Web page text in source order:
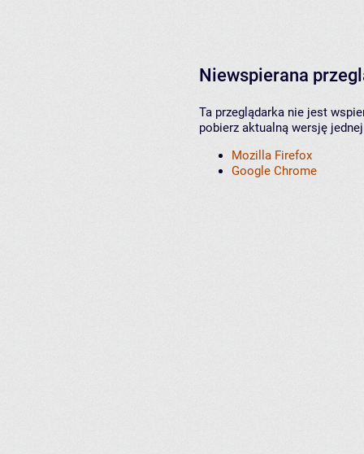
Niewspierana
Ta przeglądarka nie jest
pobierz aktualną wersję
Mozilla Firefox
Google Chrome